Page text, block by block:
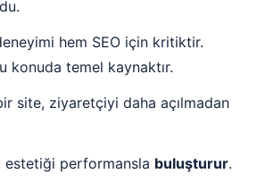
hem SEO için kritiktir.
konuda temel kaynaktır.
site, ziyaretçiyi daha açılmadan
estetiği performansla buluşturur.